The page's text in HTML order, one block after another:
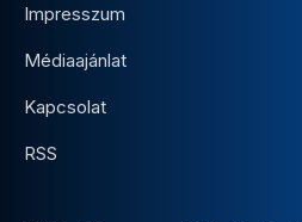
Impresszum
Médiaajánlat
Kapcsolat
RSS